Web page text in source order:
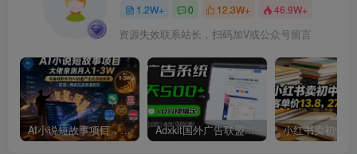
1.2W+ 0 12.3W+ 46.9W+
资源失效联系站长，扫码加V或公众号留言
AI小说短故事项目，大佬亲测月入1-3W，零基础教你用AI批量产出优质短故事，实现一稿多吃多渠道变现 Adxkit国外广告联盟系统，一天上500+广告，让你的投放更加高效简单！